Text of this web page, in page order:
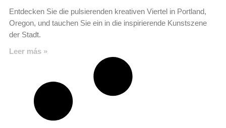
Entdecken Sie die pulsierenden kreativen Viertel in Portland,
Oregon, und tauchen Sie ein in die inspirierende Kunstszene
der Stadt.
Leer más »